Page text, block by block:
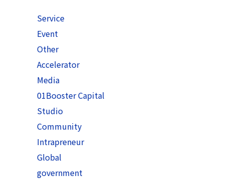
Service
Event
Other
Accelerator
Media
01Booster Capital
Studio
Community
Intrapreneur
Global
government